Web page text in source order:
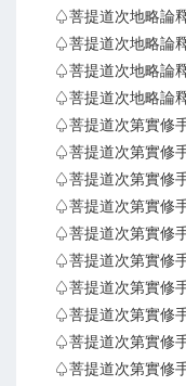
♤菩提道次地略論
♤菩提道次地略論
♤菩提道次地略論
♤菩提道次地略論
♤菩提道次第實修
♤菩提道次第實修
♤菩提道次第實修
♤菩提道次第實修
♤菩提道次第實修
♤菩提道次第實修
♤菩提道次第實修
♤菩提道次第實修
♤菩提道次第實修
♤菩提道次第實修